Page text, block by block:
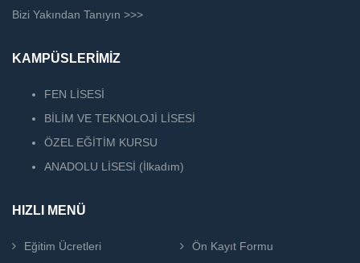
Bizi Yakından Tanıyın >>>
KAMPÜSLERİMİZ
FEN LİSESİ
BİLİM VE TEKNOLOJİ LİSESİ
ÖZEL EĞİTİM KURSU
ANADOLU LİSESİ (İlkadım)
HIZLI MENÜ
Eğitim Ücretleri
Ön Kayıt Formu